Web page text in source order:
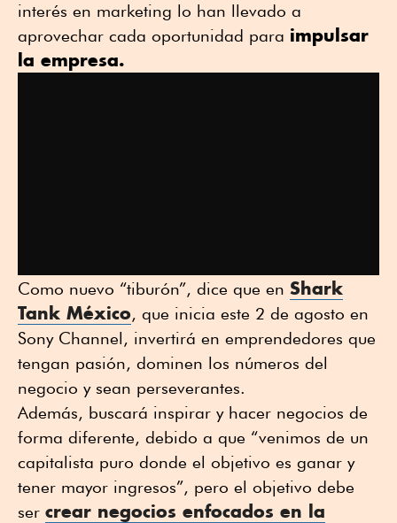
interés en marketing lo han llevado a
aprovechar cada oportunidad para impulsar
la empresa.
Como nuevo “tiburón”, dice que en Shark
Tank México, que inicia este 2 de agosto en
Sony Channel, invertirá en emprendedores que
tengan pasión, dominen los números del
negocio y sean perseverantes.
Además, buscará inspirar y hacer negocios de
forma diferente, debido a que “venimos de un
capitalista puro donde el objetivo es ganar y
tener mayor ingresos”, pero el objetivo debe
ser crear negocios enfocados en la